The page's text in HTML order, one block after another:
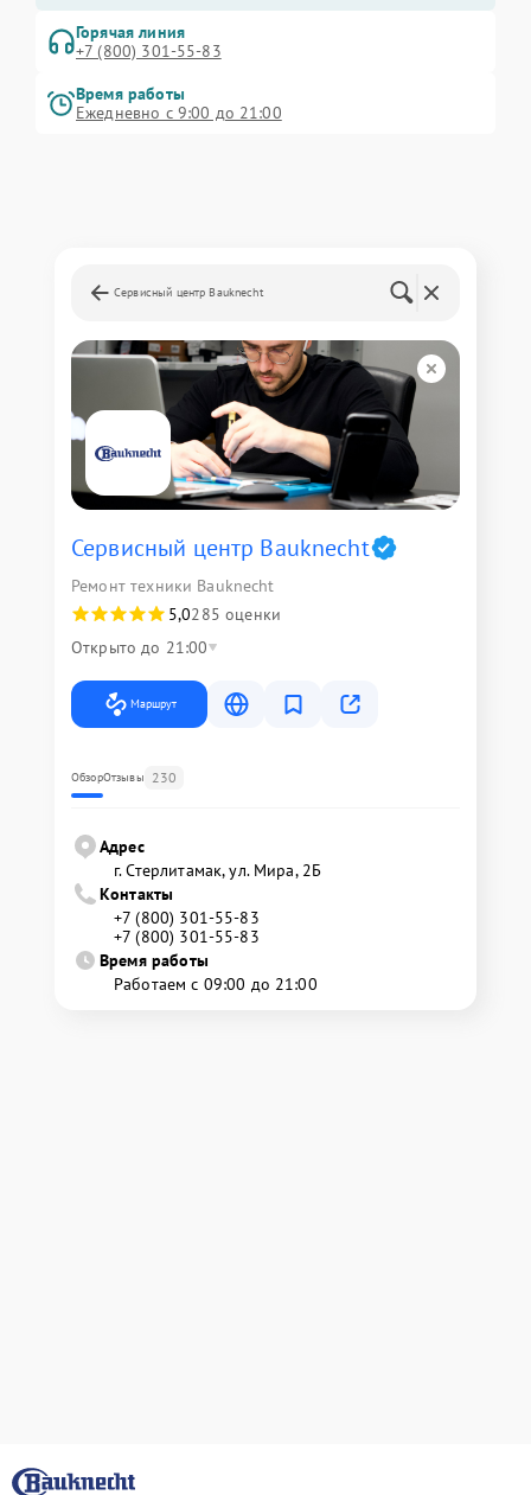
Горячая линия
+7 (800) 301-55-83
Время работы
Ежедневно с 9:00 до 21:00
Сервисный центр Bauknecht
Сервисный центр Bauknecht
Ремонт техники Bauknecht
5,0285 оценки
Открыто до 21:00
Маршрут
ОбзорОтзывы 230
Адрес
г. Стерлитамак, ул. Мира, 2Б
Контакты
+7 (800) 301-55-83
+7 (800) 301-55-83
Время работы
Работаем с 09:00 до 21:00